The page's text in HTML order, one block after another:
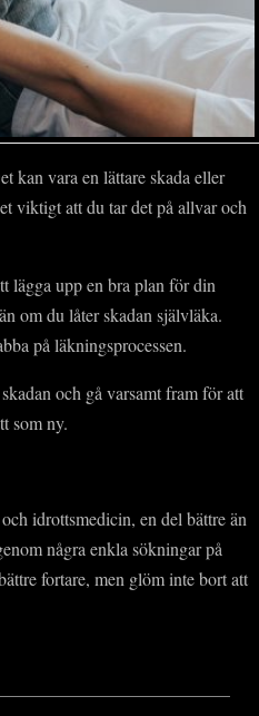
kan vara en lättare skada eller
viktigt att du tar det på allvar och
lägga upp en bra plan för din
om du låter skadan självläka.
på läkningsprocessen.
och gå varsamt fram för att
som ny.
idrottsmedicin, en del bättre än
några enkla sökningar på
fortare, men glöm inte bort att